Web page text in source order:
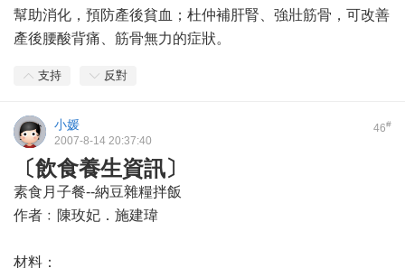
幫助消化，預防產後貧血；杜仲補肝腎、強壯筋骨，可改善
產後腰酸背痛、筋骨無力的症狀。
支持 反對
46#
小媛
2007-8-14 20:37:40
〔飲食養生資訊〕
素食月子餐--納豆雜糧拌飯
作者﹕陳玫妃．施建瑋
材料：